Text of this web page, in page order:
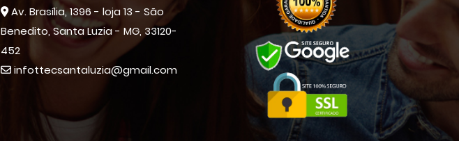
Av. Brasília, 1396 - loja 13 - São
Benedito, Santa Luzia - MG, 33120-
452
infottecsantaluzia@gmail.com